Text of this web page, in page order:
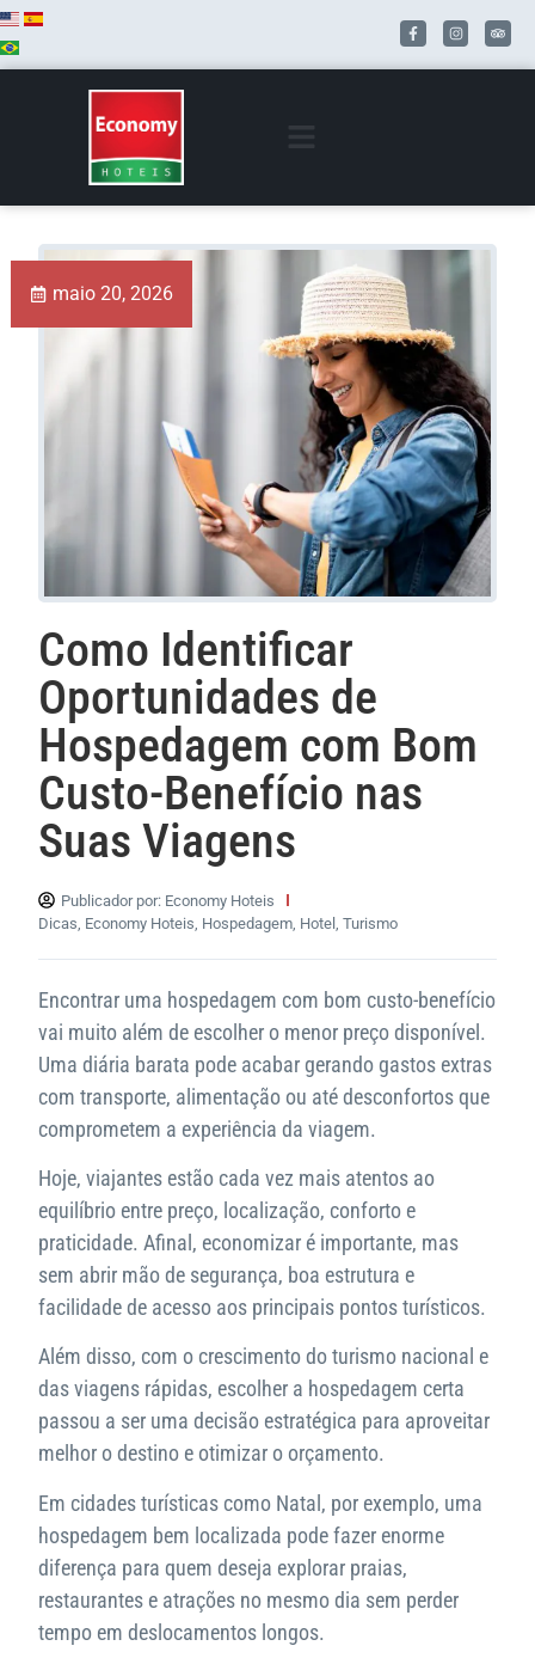
maio 20, 2026
Como Identificar
Oportunidades de
Hospedagem com Bom
Custo-Benefício nas
Suas Viagens
Publicador por: Economy Hoteis
Dicas Economy Hoteis Hospedagem Hotel Turismo
Encontrar uma hospedagem com bom custo-benefício
vai muito além de escolher o menor preço disponível.
Uma diária barata pode acabar gerando gastos extras
com transporte, alimentação ou até desconfortos que
comprometem a experiência da viagem.
Hoje, viajantes estão cada vez mais atentos ao
equilíbrio entre preço, localização, conforto e
praticidade. Afinal, economizar é importante, mas
sem abrir mão de segurança, boa estrutura e
facilidade de acesso aos principais pontos turísticos.
Além disso, com o crescimento do turismo nacional e
das viagens rápidas, escolher a hospedagem certa
passou a ser uma decisão estratégica para aproveitar
melhor o destino e otimizar o orçamento.
Em cidades turísticas como Natal, por exemplo, uma
hospedagem bem localizada pode fazer enorme
diferença para quem deseja explorar praias,
restaurantes e atrações no mesmo dia sem perder
tempo em deslocamentos longos.